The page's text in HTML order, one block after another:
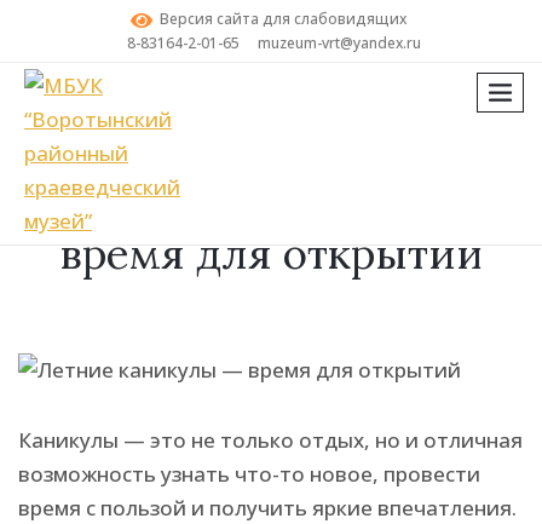
Версия сайта для слабовидящих
8-83164-2-01-65
muzeum-vrt@yandex.ru
Поиск
Летние каникулы —
время для открытий
Каникулы — это не только отдых, но и отличная
возможность узнать что-то новое, провести
время с пользой и получить яркие впечатления.